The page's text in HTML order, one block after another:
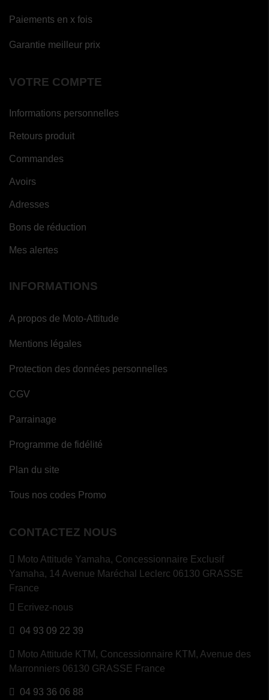
Paiements en x fois
Garantie meilleur prix
VOTRE COMPTE
Informations personnelles
Retours produit
Commandes
Avoirs
Adresses
Bons de réduction
Mes alertes
INFORMATIONS
A propos de Moto-Attitude
Mentions légales
Protection des données personnelles
CGV
Parrainage
Programme de fidélité
Plan du site
Tous nos codes Promo
CONTACTEZ NOUS
Moto Attitude Yamaha, Concessionnaire Exclusif
Yamaha, 14 Avenue Maréchal Leclerc 06130 GRASSE
France
Ecrivez-nous
04 93 09 22 39
Moto Attitude KTM, Concessionnaire KTM, Avenue des
Marronniers 06130 GRASSE France
04 93 36 06 88